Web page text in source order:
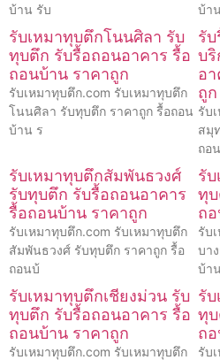
บ้าน รับ
บ้าน
รับเหมาทุบตึกโนนศิลา รับ
ทุบตึก รับรื้อถอนอาคาร รื้อ
ถอนบ้าน ราคาถูก
รับเหมาทุบตึก.com รับเหมาทุบตึก
โนนศิลา รับทุบตึก ราคาถูก รื้อถอน
บ้าน ร
รั
บ
อ
ถูก
รับ
สมุ
ถอ
รับเหมาทุบตึกสัมพันธวงศ์
รับทุบตึก รับรื้อถอนอาคาร
รื้อถอนบ้าน ราคาถูก
รับเหมาทุบตึก.com รับเหมาทุบตึก
สัมพันธวงศ์ รับทุบตึก ราคาถูก รื้อ
ถอนบ้
รั
ทุ
ถ
รับ
บา
บ้า
รับเหมาทุบตึกเชียงม่วน รับ
ทุบตึก รับรื้อถอนอาคาร รื้อ
ถอนบ้าน ราคาถูก
รับเหมาทุบตึก.com รับเหมาทุบตึก
รั
ทุ
ถ
รับ